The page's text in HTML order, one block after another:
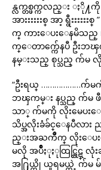
န္လက္တစ္ဖက္ကလည္း ႏို႔
အားးးးးးစ္ အာ့ ရွီးး
က္ ကားေပးေနမိသ
က္ေတာက္က်ေနပီ ဦးဘ
နမ္းသည္ စုပ္သည္ က်မ
“ဦးရယ္ ………………က်
ဘၾကမ္း နပ္သည္ က်မ
သာ္ က်မကို လိုးမေပးေ
သိပ္အလိုးခံခ်င္ေနပီလာ
ည္းအႀကိဳက္ လိုးေပး
မလို အပ်ိဳႏုႏုထြဋ္ထြဋ္
အ႐ြယ္ကို ယူရမယ္တဲ့ က်